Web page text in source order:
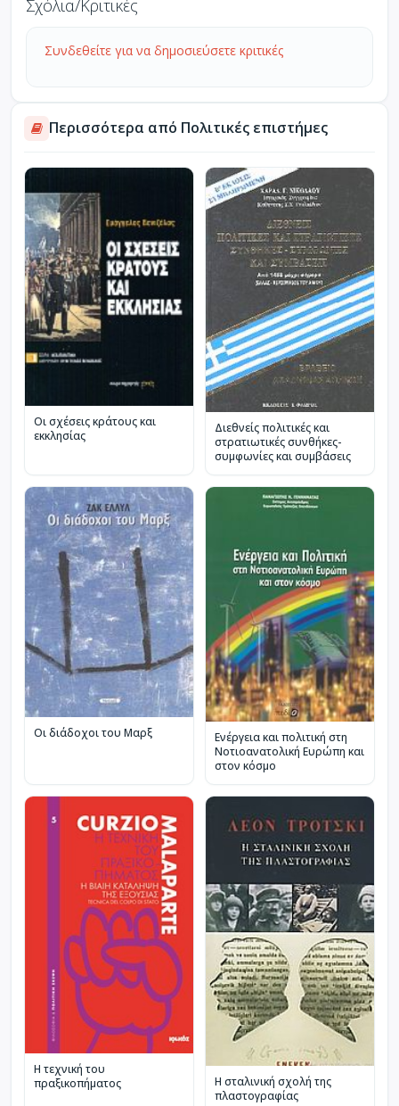
Σχόλια/Κριτικές
Συνδεθείτε για να δημοσιεύσετε κριτικές
Περισσότερα από Πολιτικές επιστήμες
Οι σχέσεις κράτους και
εκκλησίας
Διεθνείς πολιτικές και
στρατιωτικές συνθήκες-
συμφωνίες και συμβάσεις
Οι διάδοχοι του Μαρξ
Ενέργεια και πολιτική στη
Νοτιοανατολική Ευρώπη και
στον κόσμο
Η τεχνική του
πραξικοπήματος
Η σταλινική σχολή της
πλαστογραφίας